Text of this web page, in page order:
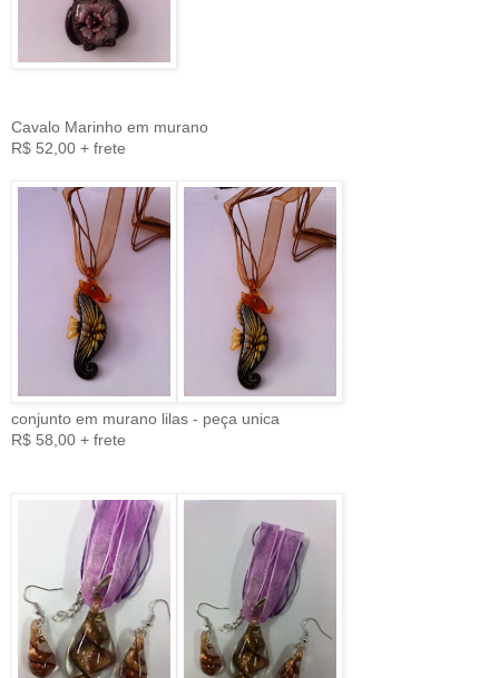
Cavalo Marinho em murano
R$ 52,00 + frete
conjunto em murano lilas - peça unica
R$ 58,00 + frete